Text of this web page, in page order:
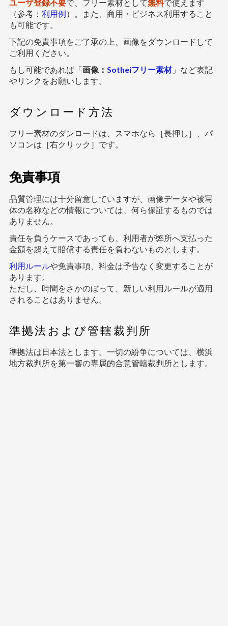
ユーザ登録不要で、フリー素材として無料で使えます
（参考： 利用例）。また、商用・ビジネス利用すること
も可能です。
下記の免責事項をご了承の上、画像をダウンロードして
ご利用ください。
もし可能であれば「画像： Sotheiフリー素材」など表記
やリンクをお願いします。
ダウンロード方法
フリー素材のダンロードは、スマホなら［長押し］、パ
ソコンは［右クリック］です。
免責事項
品質管理には十分留意していますが、画像データや被写
体の名称などの情報については、何ら保証するものでは
ありません。
責任を負うケースであっても、利用者が弊所へ支払った
金額を超えて賠償する責任を負わないものとします。
利用ルールや免責事項、料金は予告なく変更することが
あります。
ただし、時間をさかのぼって、新しい利用ルールが適用
されることはありません。
準拠法および管轄裁判所
準拠法は日本法とします。一切の紛争については、横浜
地方裁判所を第一審の専属的合意管轄裁判所とします。